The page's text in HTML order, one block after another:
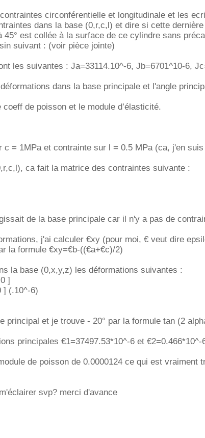
circonférentielle et longitudinale et les
dans la base (0,r,c,l) et dire si cette
45° est collée à la surface de ce cylindre sans
suivant : (voir pièce jointe)
les suivantes : Ja=33114.10^-6, Jb=6701^10-6,
dans la base principale et l'angle
de poisson et le module d’élasticité.
c = 1MPa et contrainte sur l = 0.5 MPa (ca, j'en
ca fait la matrice des contraintes suivante :
de la base principale car il n'y a pas de
j'ai calculer €xy (pour moi, € veut dire
la formule €xy=€b-((€a+€c)/2)
la base (0,x,y,z) les déformations suivantes :
]
] (.10^-6)
principal et je trouve - 20° par la formule tan (2
principales €1=37497.53*10^-6 et €2=0.466*10^-
de poisson de 0.0000124 ce qui est vraiment
svp? merci d'avance